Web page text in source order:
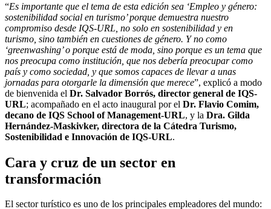
“Es importante que el tema de esta edición sea ‘Empleo y género:
sostenibilidad social en turismo’ porque demuestra nuestro
compromiso desde IQS-URL, no solo en sostenibilidad y en
turismo, sino también en cuestiones de género. Y no como
‘greenwashing’ o porque está de moda, sino porque es un tema que
nos preocupa como institución, que nos debería preocupar como
país y como sociedad, y que somos capaces de llevar a unas
jornadas para otorgarle la dimensión que merece”, explicó a modo
de bienvenida el Dr. Salvador Borrós, director general de IQS-
URL; acompañado en el acto inaugural por el Dr. Flavio Comim,
decano de IQS School of Management-URL, y la Dra. Gilda
Hernández-Maskivker, directora de la Cátedra Turismo,
Sostenibilidad e Innovación de IQS-URL.
Cara y cruz de un sector en
transformación
El sector turístico es uno de los principales empleadores del mundo: